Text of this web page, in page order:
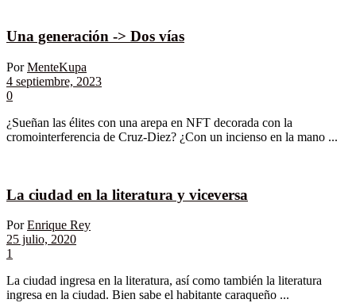
Una generación -> Dos vías
Por MenteKupa
4 septiembre, 2023
0
¿Sueñan las élites con una arepa en NFT decorada con la
cromointerferencia de Cruz-Diez? ¿Con un incienso en la mano ...
La ciudad en la literatura y viceversa
Por Enrique Rey
25 julio, 2020
1
La ciudad ingresa en la literatura, así como también la literatura
ingresa en la ciudad. Bien sabe el habitante caraqueño ...